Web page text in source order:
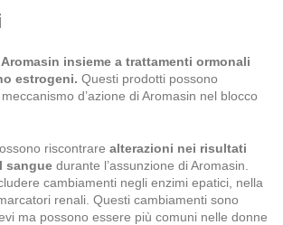
insieme a trattamenti ormonali
estrogeni. Questi prodotti possono
d’azione di Aromasin nel blocco
riscontrare alterazioni nei risultati
sangue durante l’assunzione di Aromasin.
cambiamenti negli enzimi epatici, nella
renali. Questi cambiamenti sono
ma possono essere più comuni nelle donne